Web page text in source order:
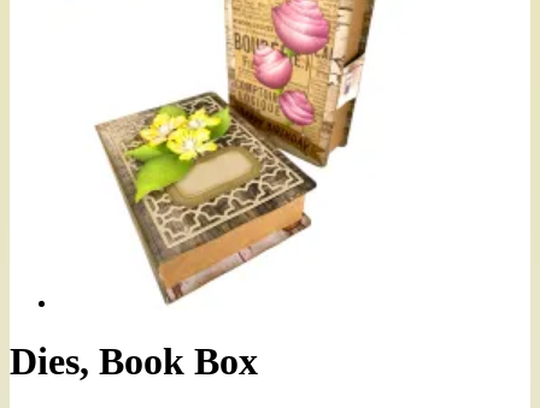
Dies, Book Box